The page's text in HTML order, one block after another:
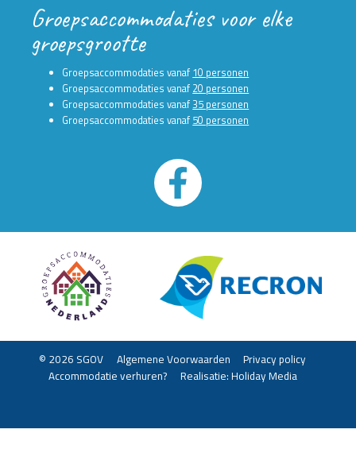
Groepsaccommodaties voor elke
groepsgrootte
Groepsaccommodaties vanaf 10 personen
Groepsaccommodaties vanaf 20 personen
Groepsaccommodaties vanaf35 personen
Groepsaccommodaties vanaf 50 personen
© 2026 SGOV Algemene Voorwaarden
Privacy policy
Accommodatie verhuren?
Realisatie: Holiday Media